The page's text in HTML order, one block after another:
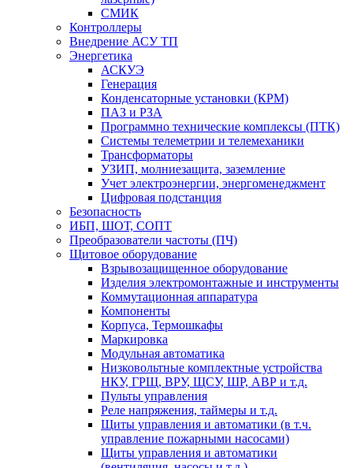
СМИК
Контроллеры
Внедрение АСУ ТП
Энергетика
АСКУЭ
Генерация
Конденсаторные установки (КРМ)
ПАЗ и РЗА
Программно технические комплексы (ПТК)
Системы телеметрии и телемеханики
Трансформаторы
УЗИП, молниезащита, заземление
Учет электроэнергии, энергоменеджмент
Цифровая подстанция
Безопасность
ИБП, ШОТ, СОПТ
Преобразователи частоты (ПЧ)
Щитовое оборудование
Взрывозащищенное оборудование
Изделия электромонтажные и инструменты
Коммутационная аппаратура
Компоненты
Корпуса, Термошкафы
Маркировка
Модульная автоматика
Низковольтные комплектные устройства
НКУ, ГРЩ, ВРУ, ЩСУ, ШР, АВР и т.д.
Пульты управления
Реле напряжения, таймеры и т.д.
Щиты управления и автоматики (в т.ч.
управление пожарными насосами)
Щиты управления и автоматики